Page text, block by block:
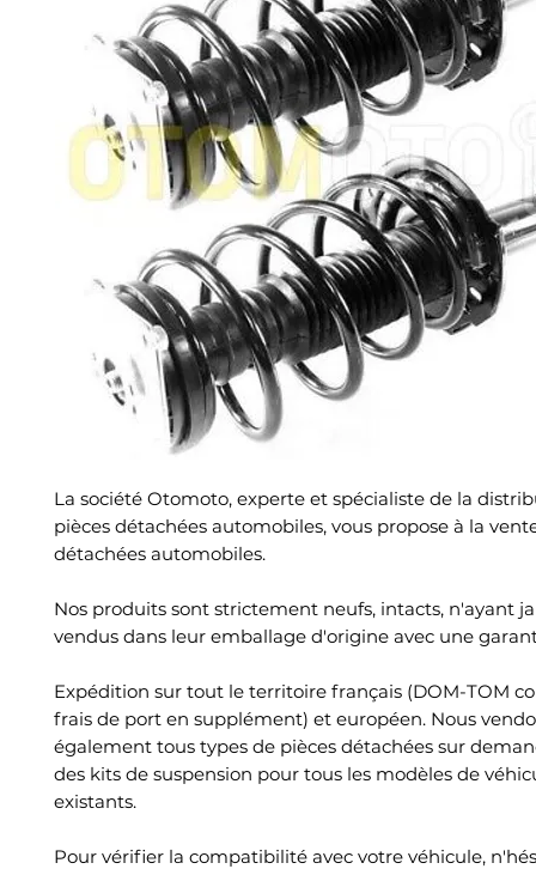
La société Otomoto, experte et spécialiste de la
pièces détachées automobiles, vous propose à la
détachées automobiles.
Nos produits sont strictement neufs, intacts, n'ayant
vendus dans leur emballage d'origine avec une
Expédition sur tout le territoire français (DOM-TOM
frais de port en supplément) et européen. Nous
également tous types de pièces détachées sur
des kits de suspension pour tous les modèles de
existants.
Pour vérifier la compatibilité avec votre véhicule,